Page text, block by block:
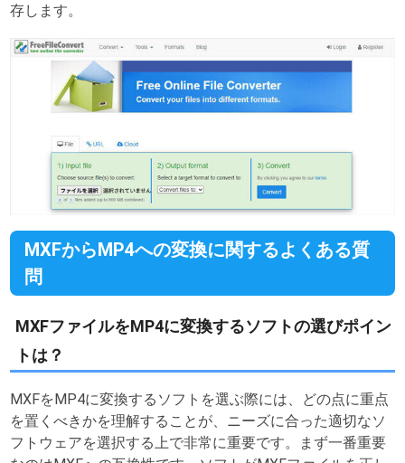
存します。
MXFからMP4への変換に関するよくある質
問
MXFファイルをMP4に変換するソフトの選びポイン
トは？
MXFをMP4に変換するソフトを選ぶ際には、どの点に重点
を置くべきかを理解することが、ニーズに合った適切なソ
フトウェアを選択する上で非常に重要です。まず一番重要